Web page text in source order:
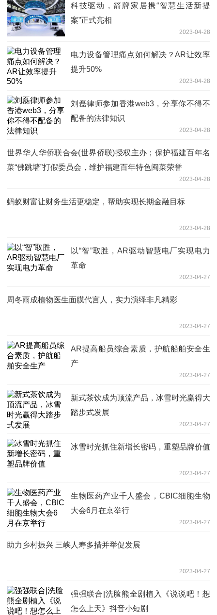
科技驱动，箭牌家居携“智慧生活新提
案”正式亮相
2023-04-28
电力设备管理痛点如何解决？AR让效率
提升50%
2023-04-28
刘磊律师参加香港web3，分享你不得不
配备的法律知识
2023-04-28
世界华人华侨联合会(世界侨联)授权主办；保护福建百年名
菜“佛跳墙”打假委员会，维护福建百年特色闽菜荣誉
2023-04-28
蚂蚁财富让财务生活更稳定，帮助实现长期金融目标
2023-04-28
以“智”取胜，AR驱动智慧电厂实现电力
革命
2023-04-27
周冬雨成植物医生面膜代言人，实力演绎非凡精彩
2023-04-27
AR提高船员综合素质，护航船舶安全生
产
2023-04-27
新式茶饮成为顶流产品，冰雪时光赢得大
踏步式发展
2023-04-27
冰雪时光抓住新增长密码，重塑品牌价值
2023-04-27
生物医药产业千人盛会，CBIC细胞生物
大会6月在京举行
2023-04-27
助力乡村振兴 三峡人寿多措并举促发展
2023-04-27
强强联合|洗脸熊全剧植入《说说吧！想
怎么上天》抖音小短剧